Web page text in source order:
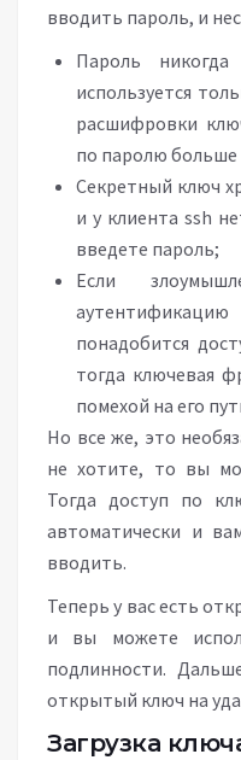
вводить пароль, и
Пароль
используется
расшифровки
по паролю
Секретный ключ
и у клиента ssh
введете пароль;
Если
понадобится
тогда ключевая
помехой на его
Но все же, это
не хотите, то вы
Тогда доступ по
автоматически и
вводить.
Теперь у вас есть
и вы можете
подлинности.
открытый ключ на
Загрузка